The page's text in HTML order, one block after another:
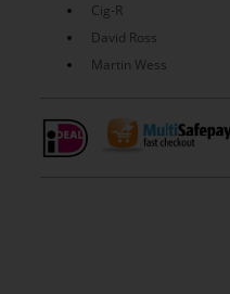
Cig-R
David Ross
Martin Wess